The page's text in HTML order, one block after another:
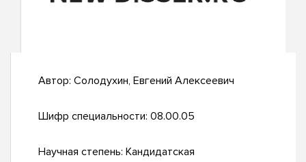
Автор: Солодухин, Евгений Алексеевич
Шифр специальности: 08.00.05
Научная степень: Кандидатская